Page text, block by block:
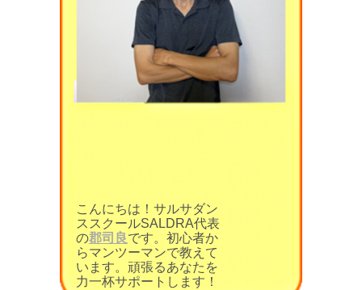
こんにちは！サルサダン
ススクールSALDRA代表
の郡司良です。初心者か
らマンツーマンで教えて
います。頑張るあなたを
力一杯サポートします！